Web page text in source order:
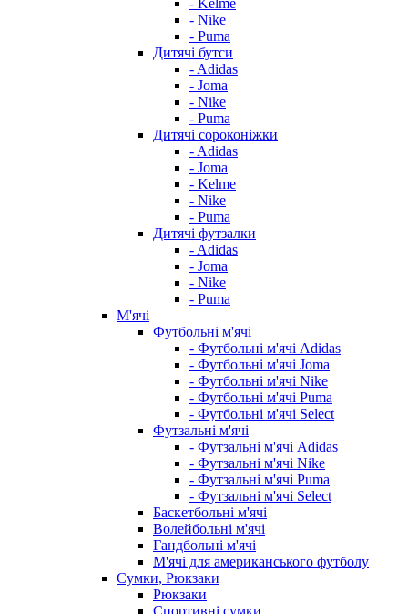
- Kelme
- Nike
- Puma
Дитячі бутси
- Adidas
- Joma
- Nike
- Puma
Дитячі сороконіжки
- Adidas
- Joma
- Kelme
- Nike
- Puma
Дитячі футзалки
- Adidas
- Joma
- Nike
- Puma
М'ячі
Футбольні м'ячі
- Футбольні м'ячі Adidas
- Футбольні м'ячі Joma
- Футбольні м'ячі Nike
- Футбольні м'ячі Puma
- Футбольні м'ячі Select
Футзальні м'ячі
- Футзальні м'ячі Adidas
- Футзальні м'ячі Nike
- Футзальні м'ячі Puma
- Футзальні м'ячі Select
Баскетбольні м'ячі
Волейбольні м'ячі
Гандбольні м'ячі
М'ячі для американського футболу
Сумки, Рюкзаки
Рюкзаки
Спортивні сумки